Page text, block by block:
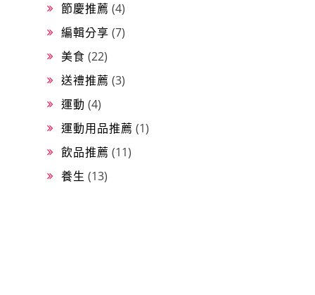
節慶推薦 (4)
編輯分享 (7)
美食 (22)
送禮推薦 (3)
運動 (4)
運動用品推薦 (1)
飲品推薦 (11)
養生 (13)